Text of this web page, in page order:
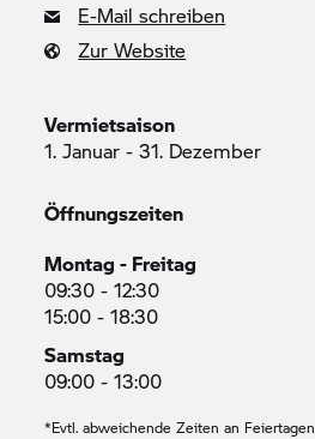
E-Mail schreiben
Zur Website
Vermietsaison
1. Januar - 31. Dezember
Öffnungszeiten
Montag - Freitag
09:30 - 12:30
15:00 - 18:30
Samstag
09:00 - 13:00
*Evtl. abweichende Zeiten an Feiertagen